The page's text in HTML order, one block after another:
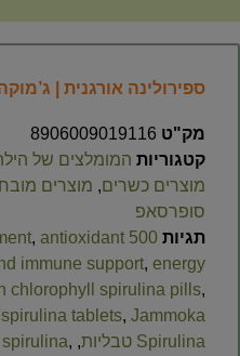
ספירולינה אורגנית | ג’מוקה | 250
מק"ט 8906009019116
קטגוריות המומלצים של
מוצרים כשרים, מוצרים
סופרסאפ
תגיות 500 mg spirulina vegan supplement
, antioxidant
immune support, energy
chlorophyll spirulina pills,
tablets, Jammoka
Spirulina טבליות
,
spirulina,